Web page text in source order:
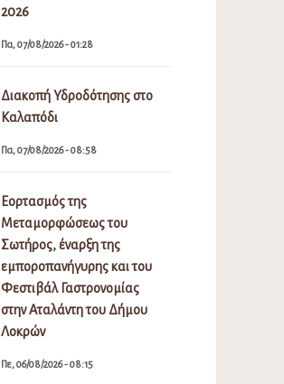
2026
Πα, 07/08/2026 - 01:28
Διακοπή Υδροδότησης στο
Καλαπόδι
Πα, 07/08/2026 - 08:58
Εορτασμός της
Μεταμορφώσεως του
Σωτήρος, έναρξη της
εμποροπανήγυρης και του
Φεστιβάλ Γαστρονομίας
στην Αταλάντη του Δήμου
Λοκρών
Πε, 06/08/2026 - 08:15